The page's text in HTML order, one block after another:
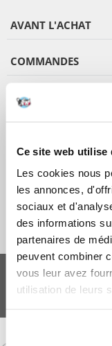
Ce site web utilise
Les cookies nous
les annonces,
sociaux et
des informations
partenaires de
peuvent combiner
vous leur avez
utilisation de leurs
AVANT L'ACHAT
COMMANDES
APRÈS L'ACHAT
FERA 24 UG Sede
Mahlow
Tous les